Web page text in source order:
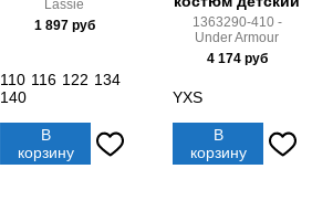
Lassie
1 897руб
110 116 122 134
140
В
корзину
1363290-410 -
Under Armour
4 174руб
YXS
В
корзину